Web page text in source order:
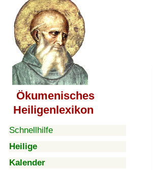
Ökumenisches
Heiligenlexikon
Schnellhilfe
Heilige
Kalender